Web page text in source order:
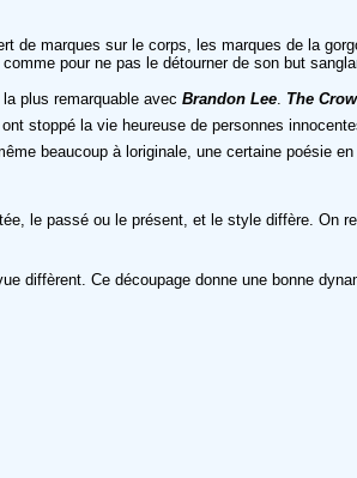
de marques sur le corps, les marques de la
pour ne pas le détourner de son but
plus remarquable avec Brandon Lee The
stoppé la vie heureuse de personnes
beaucoup à loriginale, une certaine poésie
le passé ou le présent, et le style diffère. On
diffèrent. Ce découpage donne une bonne